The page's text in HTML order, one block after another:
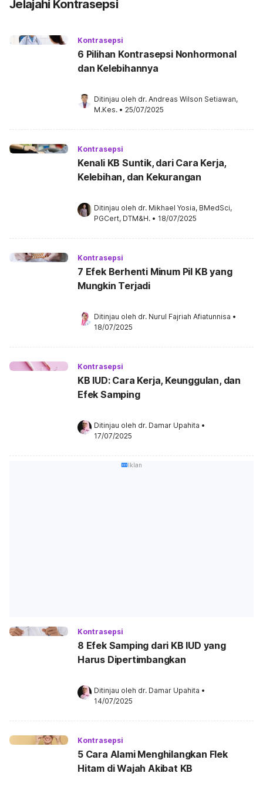
Jelajahi Kontrasepsi
Kontrasepsi
6 Pilihan Kontrasepsi Nonhormonal
dan Kelebihannya
Ditinjau oleh dr. Andreas Wilson Setiawan,
M.Kes. • 25/07/2025
Kontrasepsi
Kenali KB Suntik, dari Cara Kerja,
Kelebihan, dan Kekurangan
Ditinjau oleh dr. Mikhael Yosia, BMedSci,
PGCert, DTM&H. • 18/07/2025
Kontrasepsi
7 Efek Berhenti Minum Pil KB yang
Mungkin Terjadi
Ditinjau oleh dr. Nurul Fajriah Afiatunnisa •
18/07/2025
Kontrasepsi
KB IUD: Cara Kerja, Keunggulan, dan
Efek Samping
Ditinjau oleh dr. Damar Upahita •
17/07/2025
Iklan
Kontrasepsi
8 Efek Samping dari KB IUD yang
Harus Dipertimbangkan
Ditinjau oleh dr. Damar Upahita •
14/07/2025
Kontrasepsi
5 Cara Alami Menghilangkan Flek
Hitam di Wajah Akibat KB